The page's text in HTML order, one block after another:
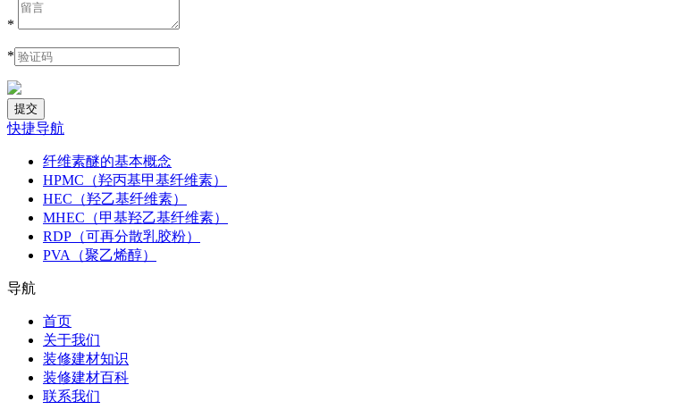
*
*
快捷导航
纤维素醚的基本概念
HPMC（羟丙基甲基纤维素）
HEC（羟乙基纤维素）
MHEC（甲基羟乙基纤维素）
RDP（可再分散乳胶粉）
PVA（聚乙烯醇）
导航
首页
关于我们
装修建材知识
装修建材百科
联系我们